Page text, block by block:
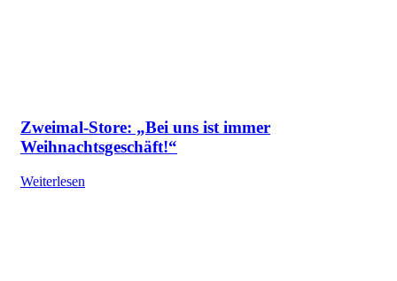
Zweimal-Store: „Bei uns ist immer
Weihnachtsgeschäft!“
Weiterlesen